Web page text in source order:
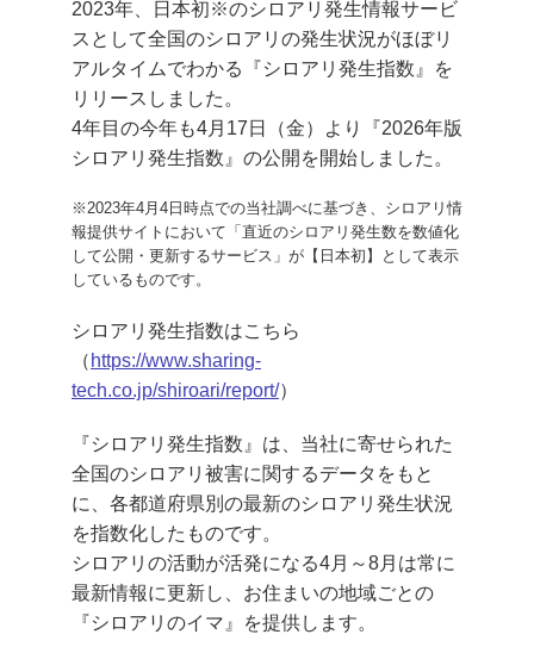
2023年、日本初※のシロアリ発生情報サービ
スとして全国のシロアリの発生状況がほぼリ
アルタイムでわかる『シロアリ発生指数』を
リリースしました。
4年目の今年も4月17日（金）より『2026年版
シロアリ発生指数』の公開を開始しました。
※2023年4月4日時点での当社調べに基づき、シロアリ情
報提供サイトにおいて「直近のシロアリ発生数を数値化
して公開・更新するサービス」が【日本初】として表示
しているものです。
シロアリ発生指数はこちら
（ https://www.sharing-
tech.co.jp/shiroari/report/）
『シロアリ発生指数』は、当社に寄せられた
全国のシロアリ被害に関するデータをもと
に、各都道府県別の最新のシロアリ発生状況
を指数化したものです。
シロアリの活動が活発になる4月～8月は常に
最新情報に更新し、お住まいの地域ごとの
『シロアリのイマ』を提供します。